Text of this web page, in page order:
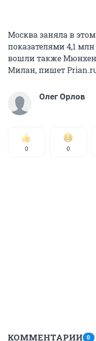
Москва заняла в
показателями 4,1
вошли также
Милан, пишет
Олег Орлов
0 0
КОММЕНТАРИИ 0